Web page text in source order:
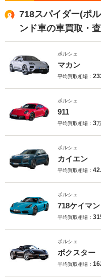
718スパイダー(ポ
ンド車の車買取・
ポルシェ
マカン
平均買取相場：
ポルシェ
911
平均買取相場： 3
ポルシェ
カイエン
平均買取相場：
ポルシェ
718ケイマン
平均買取相場：
ポルシェ
ボクスター
平均買取相場：